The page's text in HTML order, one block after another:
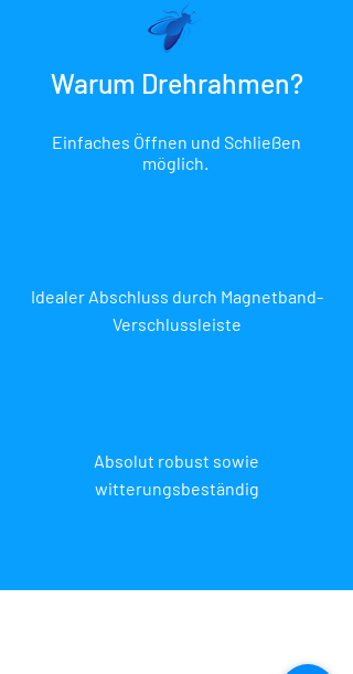
Warum Drehrahmen?
Einfaches Öffnen und Schließen
möglich.
Idealer Abschluss durch Magnetband-
Verschlussleiste
Absolut robust sowie
witterungsbeständig